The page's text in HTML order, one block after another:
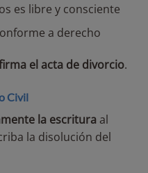
es libre y consciente
a derecho
el acta de divorcio.
Civil
la escrituraal
la disolución del